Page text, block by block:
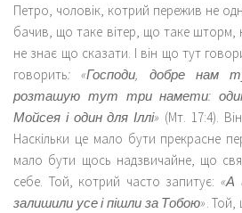
Петро, чоловік, котрий пережив не
бачив, що таке вітер, що таке шторм,
не знає що сказати. І він що тут
говорить: «Господи, добре нам
розташую тут три намети:
Мойсея і один для Іллі» (Мт. 17:4).
Наскільки це мало бути прекрасне
мало бути щось надзвичайне, що
себе. Той, котрий часто запитує: «А
залишили усе і пішли за Тобою». Той,